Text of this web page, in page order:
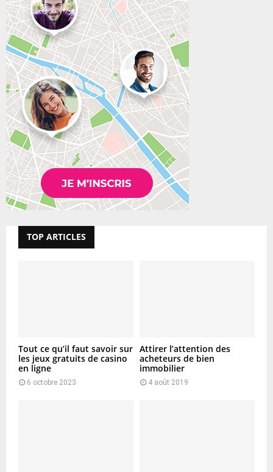
TOP ARTICLES
Tout ce qu’il faut savoir sur
les jeux gratuits de casino
en ligne
6 octobre 2023
Attirer l’attention des
acheteurs de bien
immobilier
4 août 2019